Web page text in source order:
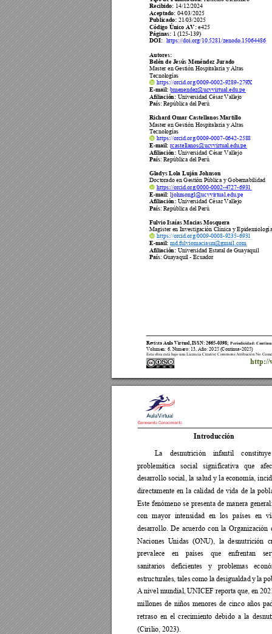
Revista Aula Virtual, ISSN: 2665-0398; Periodicidad:
Volumen: 6, Número: 1 3, Año: 2025 (Continua-2025)
Esta obra está bajo una Licencia Creative Commons Atribución No
http://
Recibido: 14/12/2024
Aceptado: 04/03/2025
Publicado: 21/03/2025
Código Único AV: e425
Páginas: 1 (125-139)
DOI: https://doi.org/10.5281/zenodo.15064486
Autores:
Belén de Jesús Menéndez Jurado
Master en Gestión Hospitalaria y Altas
Tecnologías
https://orcid.org/0009-0002-9289-279X
E-mail: bmenendez@ucvvirtual.edu.pe
Afiliación: Universidad César Vallejo
País: República del Perú
Richard Omar Castellanos Martillo
Master en Gestión Hospitalaria y Altas
Tecnologías
https://orcid.org/0009-0007-0642-2588
E-mail: rcastellanos@ucvvirtual.edu.pe
Afiliación: Universidad César Vallejo
País: República del Perú
Gladys Lola Luján Johnson
Doctorado en Gestión Pública y Gobernabilidad
https://orcid.org/0000-0002-4727-6931
E-mail: ljohnsongl@ucvvirtual.edu.pe
Afiliación: Universidad César Vallejo
País: República del Perú
Fulvio Isaías Macias Mosquera
Magister en Investigación Clínica y Epidemiologí
https://orcid.org/0009-0008-9235-6931
E-mail: md.fulviomaciasm@gmail.com
Afiliación: Universidad Estatal de Guayaquil
País: Guayaquil - Ecuador
Introducción
La desnutrición infantil
problemática
social significativa que
desarrollo social, la salud y la economía,
directamente en la calidad de vida de la
Este fenómeno se presenta de manera
con mayor intensidad en los países en
desarrollo. De acuerdo con la Organización
Naciones Unidas (ONU), la desnutrición
prevalece
en países que enfrentan
sanitarios
deficientes y problemas
estructurales, tales como la desigualdad y la
A nivel mundial, UNICEF reporta que, en
millones de niños menores de cinco años
retraso en el crecimiento debido a la
(Cirilio, 2023).